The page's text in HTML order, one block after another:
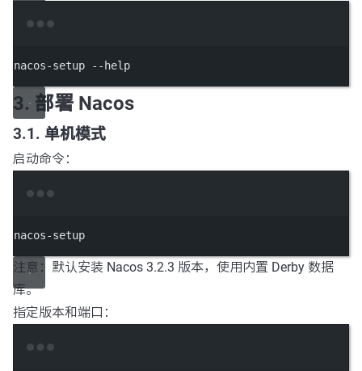
nacos-setup --help
3. 部署 Nacos
3.1. 单机模式
启动命令：
nacos-setup
注意：默认安装 Nacos 3.2.3 版本，使用内置 Derby 数据
库。
指定版本和端口：